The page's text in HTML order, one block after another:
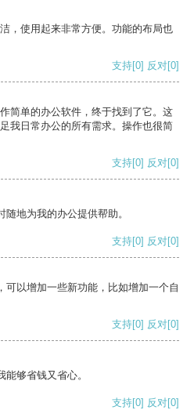
，使用起来非常方便。功能的布局也
支持[0] 反对[0]
简单的办公软件，终于找到了它。这
我日常办公的所有需求。操作也很简
支持[0] 反对[0]
地为我的办公提供帮助。
支持[0] 反对[0]
可以增加一些新功能，比如增加一个自
支持[0] 反对[0]
够省钱又省心。
支持[0] 反对[0]